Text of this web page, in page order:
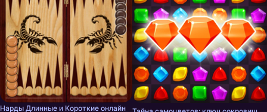
Нарды Длинные и Короткие онлайн